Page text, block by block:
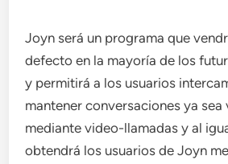
Joyn será un programa que
defecto en la mayoría de los
y permitirá a los usuarios
mantener conversaciones ya sea
mediante video-llamadas y al
obtendrá los usuarios de Joyn